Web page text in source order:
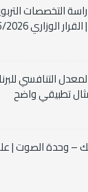
التخصصات
التنافسي
– وحدة الصوت |